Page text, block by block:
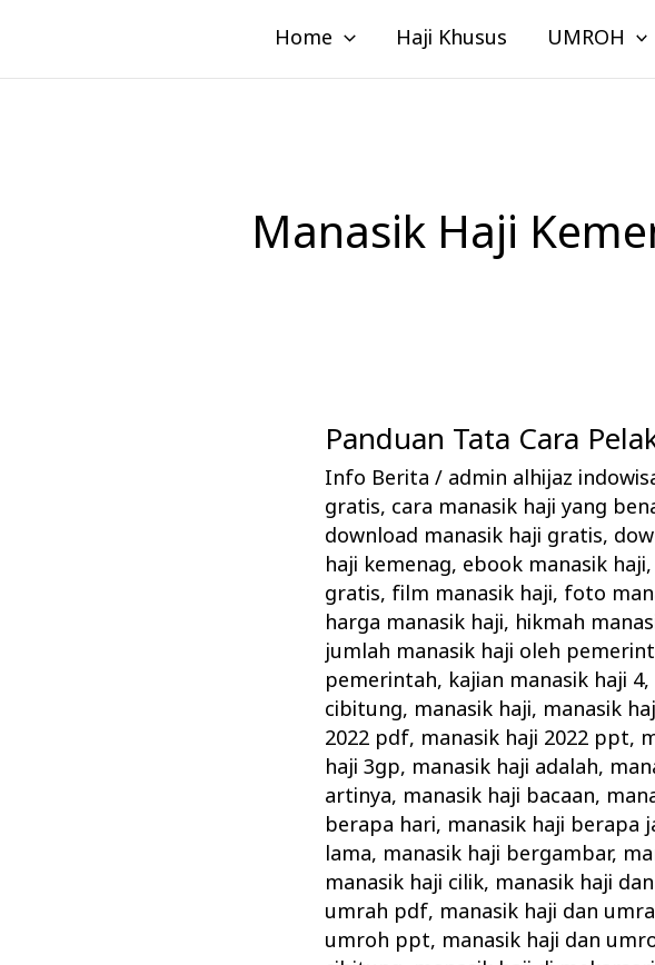
konten
Home Haji Khusus UMROH
Manasik Haji
Panduan Tata Cara
Info Berita / admin alhijaz
gratis, cara manasik haji yang
download manasik haji gratis,
haji kemenag, ebook manasik haji,
gratis, film manasik haji, foto
harga manasik haji, hikmah
jumlah manasik haji oleh
pemerintah, kajian manasik haji 4,
cibitung, manasik haji, manasik
2022 pdf, manasik haji 2022 ppt,
haji 3gp, manasik haji adalah,
artinya, manasik haji bacaan,
berapa hari, manasik haji berapa
lama, manasik haji bergambar,
manasik haji cilik, manasik haji
umrah pdf, manasik haji dan
umroh ppt, manasik haji dan
Panduan
Tata
Cara
Pelaksanaan
Manasik
Haji
Rasulullah